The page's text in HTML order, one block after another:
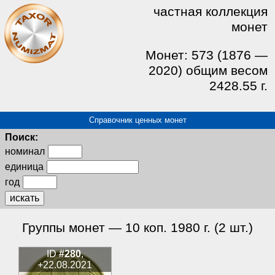
частная коллекция
монет
Монет: 573 (1876 —
2020) общим весом
2428.55 г.
Справочник ценных монет
Поиск:
номинал
единица
год
искать
Группы монет — 10 коп. 1980 г. (2 шт.)
ID#280,
+22.08.2021